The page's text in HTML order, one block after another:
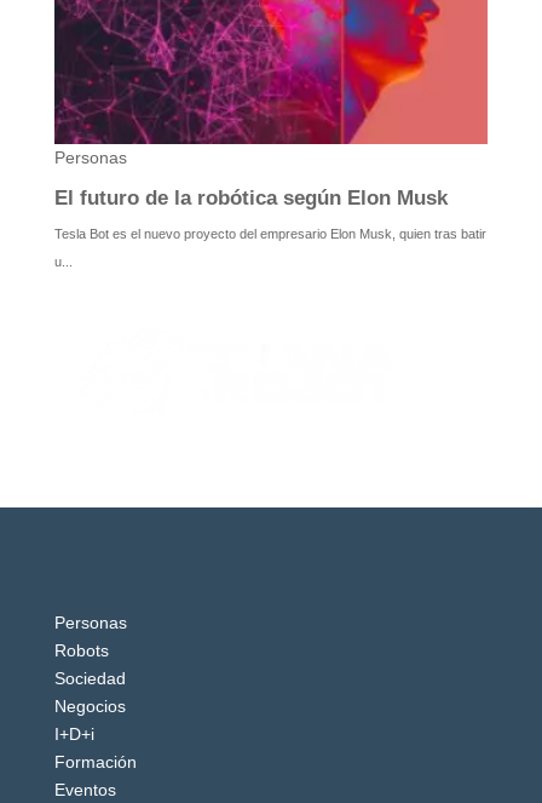
Personas
Robots
Sociedad
Negocios
I+D+i
Formación
Eventos